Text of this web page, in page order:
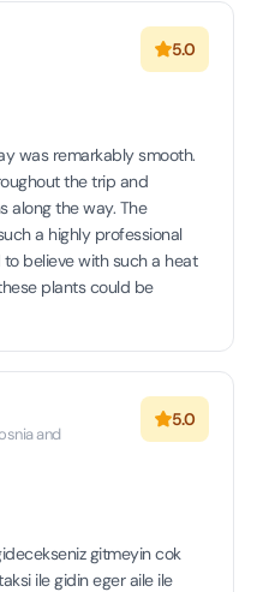
5.0
was remarkably smooth.
the trip and
along the way. The
a highly professional
believe with such a heat
plants could be
and
5.0
gitmeyin cok
ile gidin eger aile ile